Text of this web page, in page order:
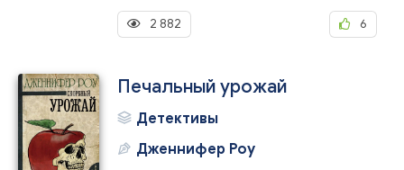
2 882 6
Печальный урожай
Детективы
Дженнифер Роу